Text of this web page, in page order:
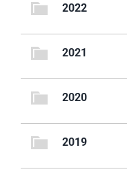
2022
2021
2020
2019